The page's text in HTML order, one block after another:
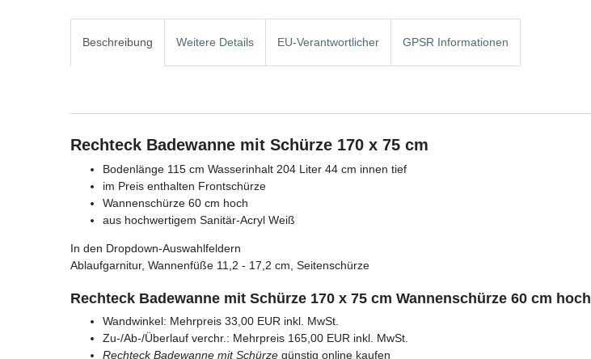
Beschreibung Weitere Details EU-Verantwortlicher GPSR Informationen
Rechteck Badewanne mit Schürze 170 x 75 cm
Bodenlänge 115 cm Wasserinhalt 204 Liter 44 cm innen tief
im Preis enthalten Frontschürze
Wannenschürze 60 cm hoch
aus hochwertigem Sanitär-Acryl Weiß
In den Dropdown-Auswahlfeldern
Ablaufgarnitur, Wannenfüße 11,2 - 17,2 cm, Seitenschürze
Rechteck Badewanne mit Schürze 170 x 75 cm Wannenschürze 60 cm hoch
Wandwinkel: Mehrpreis 33,00 EUR inkl. MwSt.
Zu-/Ab-/Überlauf verchr.: Mehrpreis 165,00 EUR inkl. MwSt.
Rechteck Badewanne mit Schürze günstig online kaufen